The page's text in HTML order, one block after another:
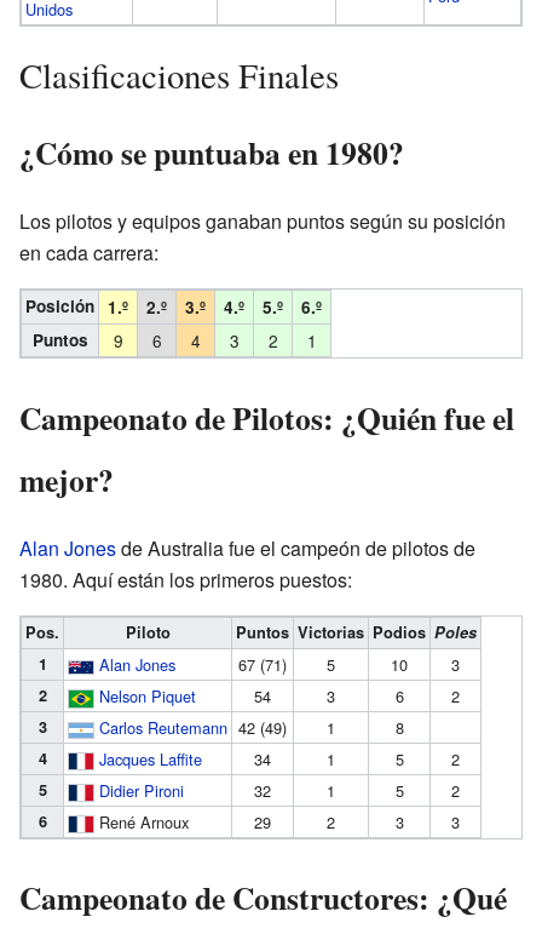
Unidos
Clasificaciones Finales
¿Cómo se puntuaba en 1980?
Los pilotos y equipos ganaban puntos según su posición
en cada carrera:
Posición 1.º 2.º 3.º 4.º 5.º
6.º
Puntos
9 6 4 3 2 1
Campeonato de Pilotos: ¿Quién fue el
mejor?
Alan Jonesde Australia fue el campeón de pilotos de
1980. Aquí están los primeros puestos:
Pos. Piloto Puntos Victorias Podios Poles
1
Alan Jones 67 (71) 5 10 3
2 Nelson Piquet 54 3 6 2
3 Carlos Reutemann 42 (49) 1 8
4 Jacques Laffite 34 1 5 2
5 Didier Pironi 32 1 5 2
6 René Arnoux 29 2 3 3
Campeonato de Constructores: ¿Qué